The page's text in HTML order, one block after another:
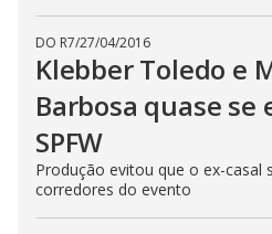
DO R7/27/04/2016
Klebber Toledo e
Barbosa quase
SPFW
Produção evitou que o ex-casal
corredores do evento